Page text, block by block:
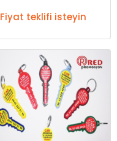
Fiyat teklifi isteyin